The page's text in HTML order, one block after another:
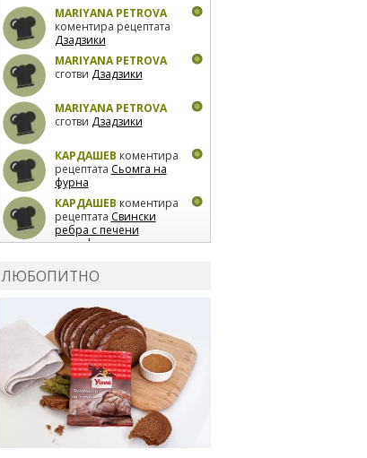
MARIYANA PETROVA
коментира рецептата
Дзадзики
MARIYANA PETROVA
сготви Дзадзики
MARIYANA PETROVA
сготви Дзадзики
КАРДАШЕВ коментира
рецептата Сьомга на
фурна
КАРДАШЕВ коментира
рецептата Свински
ребра с печени
картофи
лимон
коментира рецептата
Киноа със зеленчуци
ЛЮБОПИТНО